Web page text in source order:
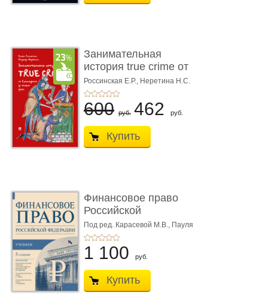
Занимательная
история true crime от
Гиппократа до � ...
Россинская Е.Р., Неретина Н.С.
600 руб. 462 руб.
Купить
Финансовое право
Российской
Федерации. 5-е изд�
...
Под ред. Карасевой М.В., Пауля
А.Г., Красюкова А.В.
1 100 руб.
Купить